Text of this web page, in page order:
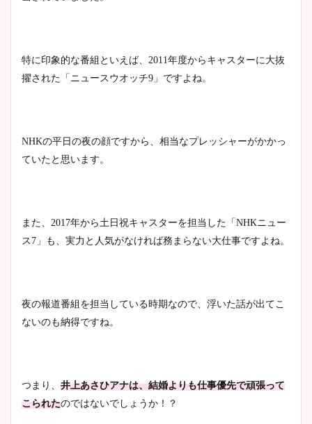
特に印象的な番組といえば、2011年度からキャスターに大抜
擢された「ニュースウオッチ9」ですよね。
NHKの平日の夜の顔ですから、相当なプレッシャーがかかっ
ていたと思います。
また、 2017年から土日祝キャスターを担当した 「NHKニュー
ス7 」も、実力と人気がなければ務まらない大仕事ですよね。
夜の報道番組を担当している時期なので、浮いた話が出てこ
ないのも納得ですね。
つまり、 井上あさひアナは、結婚よりも仕事優先で頑張って
こられたのではないでしょうか！？